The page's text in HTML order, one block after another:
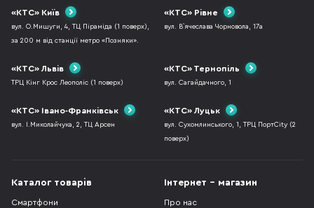
«КТС» Київ
вул. О.Мишуги, 4, ТЦ Піраміда (1 поверх),
за 200 м від станції метро «Позняки».
«КТС» Рівне
вул. В`ячеслава Чорновола, 17а
«КТС» Львів
ТРЦ Кінг Крос Леополіс (1 поверх)
«КТС» Тернопіль
вул. Сагайдачного, 1
«КТС» Івано-Франківськ
вул. І.Миколайчука, 2, ТЦ Арсен
«КТС» Луцьк
вул. Сухомлинського, 1, ТРЦ ПортCity (2
поверх)
Каталог товарів
Смартфони
Інтернет - магазин
Про нас